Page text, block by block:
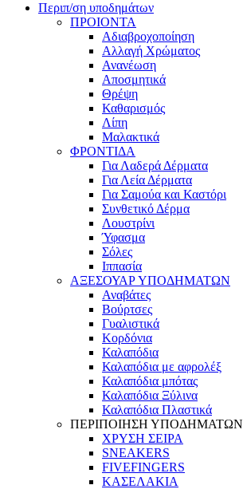
Περιπ/ση υποδημάτων
ΠΡΟΙΟΝΤΑ
Αδιαβροχοποίηση
Αλλαγή Χρώματος
Ανανέωση
Αποσμητικά
Θρέψη
Καθαρισμός
Λίπη
Μαλακτικά
ΦΡΟΝΤΙΔΑ
Για Λαδερά Δέρματα
Για Λεία Δέρματα
Για Σαμούα και Καστόρι
Συνθετικό Δέρμα
Λουστρίνι
Ύφασμα
Σόλες
Ιππασία
ΑΞΕΣΟΥΑΡ ΥΠΟΔΗΜΑΤΩΝ
Αναβάτες
Βούρτσες
Γυαλιστικά
Κορδόνια
Καλαπόδια
Καλαπόδια με αφρολέξ
Καλαπόδια μπότας
Καλαπόδια Ξύλινα
Καλαπόδια Πλαστικά
ΠΕΡΙΠΟΙΗΣΗ ΥΠΟΔΗΜΑΤΩΝ
ΧΡΥΣΗ ΣΕΙΡΑ
SNEAKERS
FIVEFINGERS
ΚΑΣΕΛΑΚΙΑ